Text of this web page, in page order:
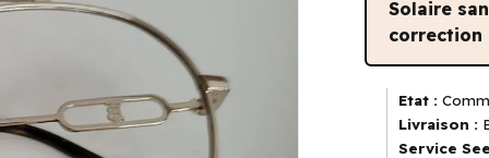
Solaire
correction
Etat :
Livraison :
Service